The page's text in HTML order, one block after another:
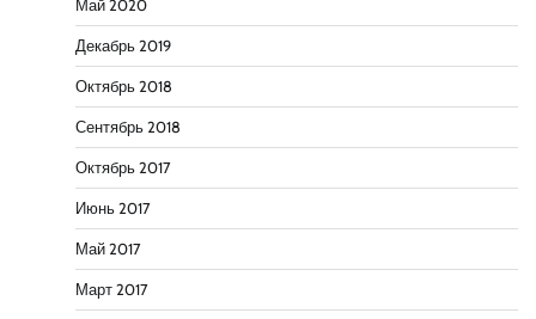
Май 2020
Декабрь 2019
Октябрь 2018
Сентябрь 2018
Октябрь 2017
Июнь 2017
Май 2017
Март 2017